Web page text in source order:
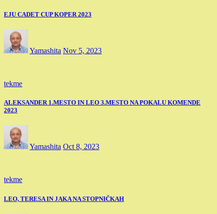
EJU CADET CUP KOPER 2023
Yamashita Nov 5, 2023
tekme
ALEKSANDER 1.MESTO IN LEO 3.MESTO NA POKALU KOMENDE
2023
Yamashita Oct 8, 2023
tekme
LEO, TERESA IN JAKA NA STOPNIČKAH